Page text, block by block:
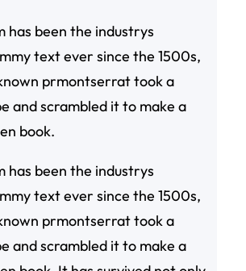
has been the industrys
text ever since the 1500s,
prmontserrat took a
and scrambled it to make a
book.
has been the industrys
text ever since the 1500s,
prmontserrat took a
and scrambled it to make a